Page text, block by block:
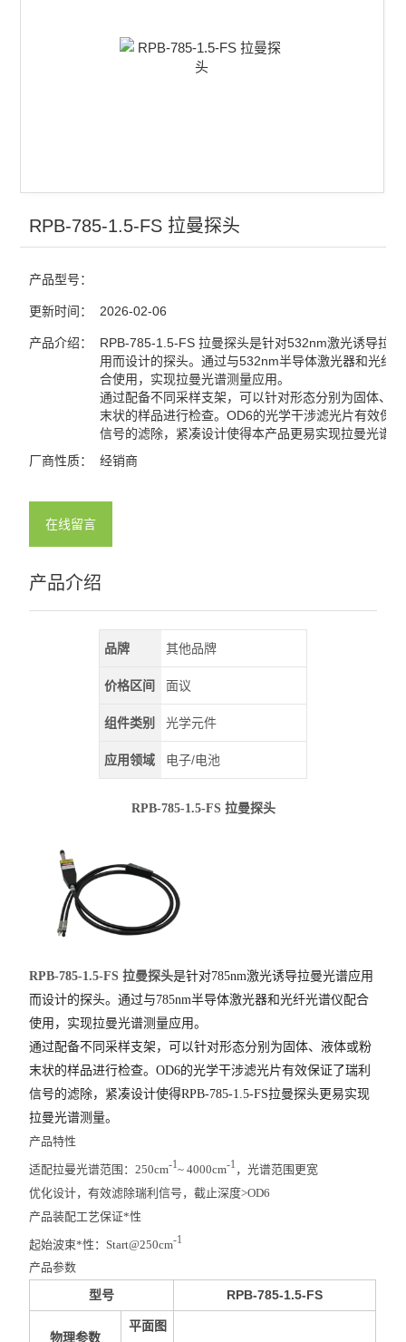
RPB-785-1.5-FS 拉曼探头
产品型号：
更新时间： 2026-02-06
产品介绍：
RPB-785-1.5-FS 拉曼探头是针对532nm激光诱导拉
用而设计的探头。通过与532nm半导体激光器和光纤
合使用，实现拉曼光谱测量应用。
通过配备不同采样支架，可以针对形态分别为固体、
末状的样品进行检查。OD6的光学干涉滤光片有效保
信号的滤除，紧凑设计使得本产品更易实现拉曼光谱
厂商性质：
经销商
在线留言
产品介绍
品牌 其他品牌
价格区间 面议
组件类别 光学元件
应用领域 电子/电池
RPB-785-1.5-FS 拉曼探头
RPB-785-1.5-FS 拉曼探头是针对785nm激光诱导拉曼光谱应用
而设计的探头。通过与785nm半导体激光器和光纤光谱仪配合
使用，实现拉曼光谱测量应用。
通过配备不同采样支架，可以针对形态分别为固体、液体或粉
末状的样品进行检查。OD6的光学干涉滤光片有效保证了瑞利
信号的滤除，紧凑设计使得RPB-785-1.5-FS拉曼探头更易实现
拉曼光谱测量。
产品特性
适配拉曼光谱范围：250cm-1~ 4000cm-1 ，光谱范围更宽
优化设计，有效滤除瑞利信号，截止深度>OD6
产品装配工艺保证*性
起始波束*性：Start@250cm-1
产品参数
型号 RPB-785-1.5-FS
物理参数
平面图